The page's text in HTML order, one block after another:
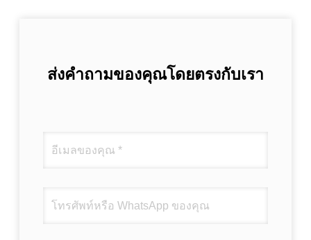
ส่งคำถามของคุณโดยตรงกับเรา